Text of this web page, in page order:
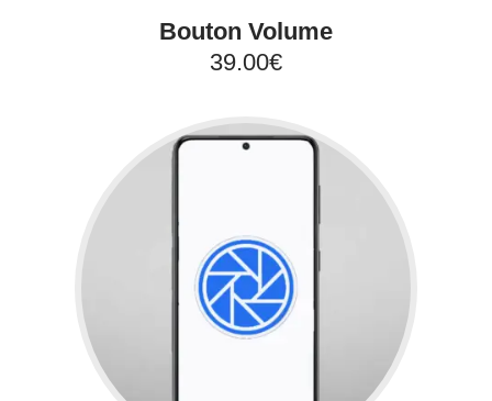
Bouton Volume
39.00€